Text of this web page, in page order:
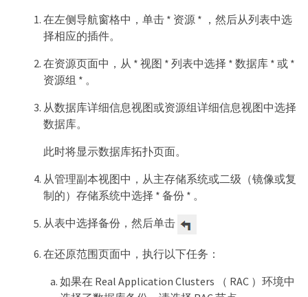
在左侧导航窗格中，单击 * 资源 * ，然后从列表中选
择相应的插件。
在资源页面中，从 * 视图 * 列表中选择 * 数据库 * 或 *
资源组 * 。
从数据库详细信息视图或资源组详细信息视图中选择
数据库。
此时将显示数据库拓扑页面。
从管理副本视图中，从主存储系统或二级（镜像或复
制的）存储系统中选择 * 备份 * 。
从表中选择备份，然后单击
在还原范围页面中，执行以下任务：
如果在 Real Application Clusters （ RAC ）环境中